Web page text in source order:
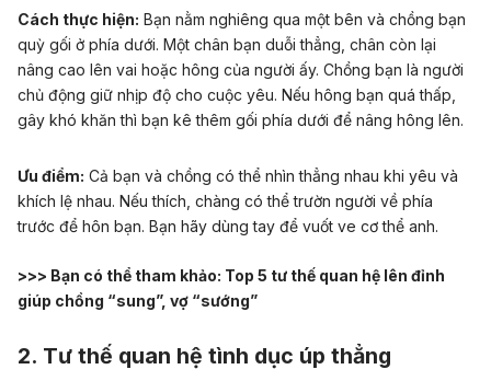
Cách thực hiện: Bạn nằm nghiêng qua một bên và chồng bạn
quỳ gối ở phía dưới. Một chân bạn duỗi thẳng, chân còn lại
nâng cao lên vai hoặc hông của người ấy. Chồng bạn là người
chủ động giữ nhịp độ cho cuộc yêu. Nếu hông bạn quá thấp,
gây khó khăn thì bạn kê thêm gối phía dưới để nâng hông lên.
Ưu điểm: Cả bạn và chồng có thể nhìn thẳng nhau khi yêu và
khích lệ nhau. Nếu thích, chàng có thể trườn người về phía
trước để hôn bạn. Bạn hãy dùng tay để vuốt ve cơ thể anh.
>>> Bạn có thể tham khảo: Top 5 tư thế quan hệ lên đỉnh
giúp chồng “sung”, vợ “sướng”
2. Tư thế quan hệ tình dục úp thẳng